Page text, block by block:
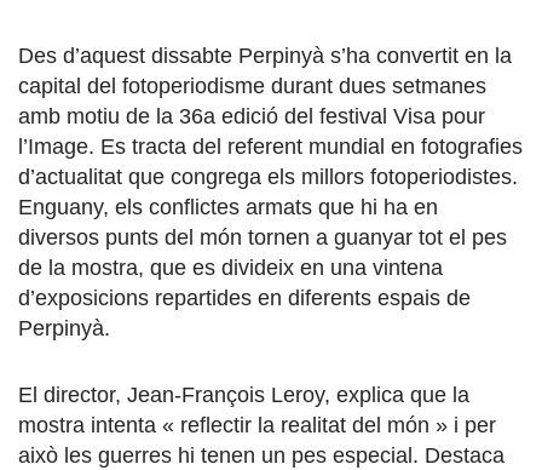
Des d’aquest dissabte Perpinyà s’ha convertit en la
capital del fotoperiodisme durant dues setmanes
amb motiu de la 36a edició del festival Visa pour
l’Image. Es tracta del referent mundial en fotografies
d’actualitat que congrega els millors fotoperiodistes.
Enguany, els conflictes armats que hi ha en
diversos punts del món tornen a guanyar tot el pes
de la mostra, que es divideix en una vintena
d’exposicions repartides en diferents espais de
Perpinyà.
El director, Jean-François Leroy, explica que la
mostra intenta « reflectir la realitat del món » i per
això les guerres hi tenen un pes especial. Destaca